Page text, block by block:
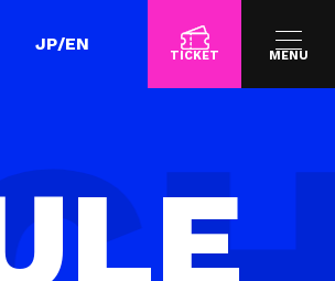
JP/EN
TICKET MENU